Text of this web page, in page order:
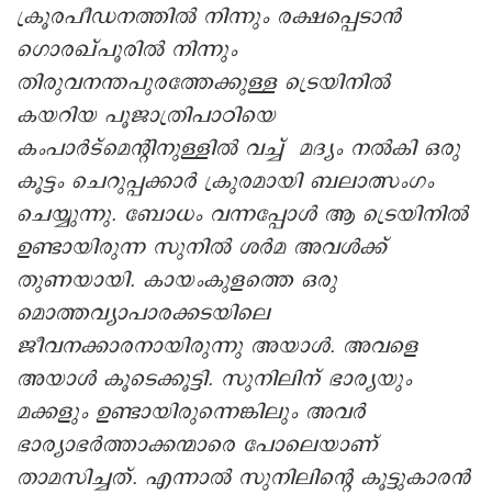
ക്രൂരപീഡനത്തിൽ നിന്നും രക്ഷപ്പെടാൻ
ഗൊരഖ്പൂരിൽ നിന്നും
തിരുവനന്തപുരത്തേക്കുള്ള ട്രെയിനിൽ
കയറിയ പൂജാത്രിപാഠിയെ
കംപാർട്മെന്റിനുള്ളിൽ വച്ച് മദ്യം നൽകി ഒരു
കൂട്ടം ചെറുപ്പക്കാര്‍ ക്രുരമായി ബലാത്സംഗം
ചെയ്യുന്നു. ബോധം വന്നപ്പോൾ ആ ട്രെയിനിൽ
ഉണ്ടായിരുന്ന സുനിൽ ശർമ അവൾക്ക്
തുണയായി. കായംകുളത്തെ ഒരു
മൊത്തവ്യാപാരക്കടയിലെ
ജീവനക്കാരനായിരുന്നു അയാൾ. അവളെ
അയാൾ കൂടെക്കൂട്ടി. സുനിലിന് ഭാര്യയും
മക്കളും ഉണ്ടായിരുന്നെങ്കിലും അവർ
ഭാര്യാഭർത്താക്കന്മാരെ പോലെയാണ്
താമസിച്ചത്. എന്നാൽ സുനിലിന്റെ കൂട്ടുകാരൻ